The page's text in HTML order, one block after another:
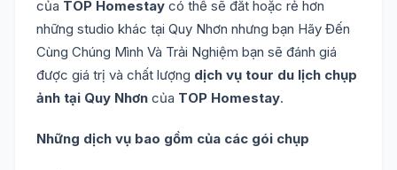
của TOP Homestay có thể sẽ đắt hoặc rẻ hơn
những studio khác tại Quy Nhơn nhưng bạn Hãy Đến
Cùng Chúng Mình Và Trải Nghiệm bạn sẽ đánh giá
được giá trị và chất lượng dịch vụ tour du lịch chụp
ảnh tại Quy Nhơn của TOP Homestay.
Những dịch vụ bao gồm của các gói chụp